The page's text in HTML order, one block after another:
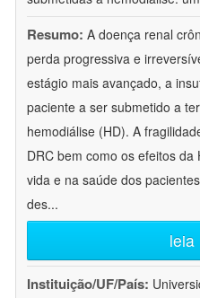
Resumo: A doença renal
perda progressiva e
estágio mais avançado, a
paciente a ser submetido a
hemodiálise (HD). A
DRC bem como os efeitos
vida e na saúde dos
des...
leia
Instituição/UF/País: